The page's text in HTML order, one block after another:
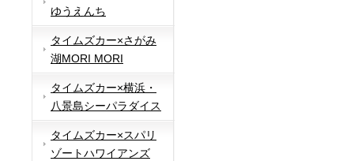
ゆうえんち
タイムズカー×さがみ
湖MORI MORI
タイムズカー×横浜・
八景島シーパラダイス
タイムズカー×スパリ
ゾートハワイアンズ